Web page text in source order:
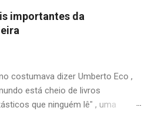
importantes da
costumava dizer Umberto Eco ,
está cheio de livros
que ninguém lê" , uma